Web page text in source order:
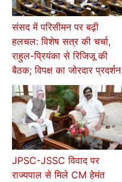
संसद में परिसीमन पर बढ़ी
हलचल: विशेष सत्र की चर्चा,
राहुल-प्रियंका से रिजिजू की
बैठक; विपक्ष का जोरदार प्रदर्शन
JPSC-JSSC विवाद पर
राज्यपाल से मिले CM हेमंत